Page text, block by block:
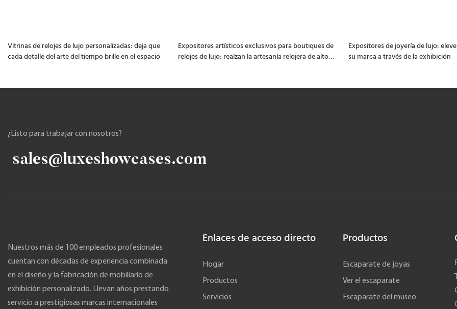
Vitrinas de relojes de lujo personalizadas: deja que
cada detalle del arte del tiempo brille en el espacio
Expositores artísticos exclusivos para boutiques de
relojes de lujo: realzan la artesanía relojera de alto
Expositores de joyería de lujo:
su marca a través de la exhibición
¿Listo para trabajar con nosotros?
sales@luxeshowcases.com
Nuestros más de 100 empleados profesionales
cuentan con décadas de experiencia combinada
en el diseño y la fabricación de mobiliario de
exhibición personalizado. Llevan años prestando
servicio a prestigiosas marcas internacionales
Enlaces de acceso directo
Hogar
Productos
Servicios
Productos
Escaparate de joyas
Ver el escaparate
Escaparate del museo